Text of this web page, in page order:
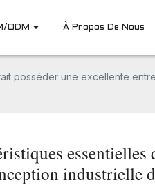
ODM À Propos De Nous
posséder une excellente
industrielle